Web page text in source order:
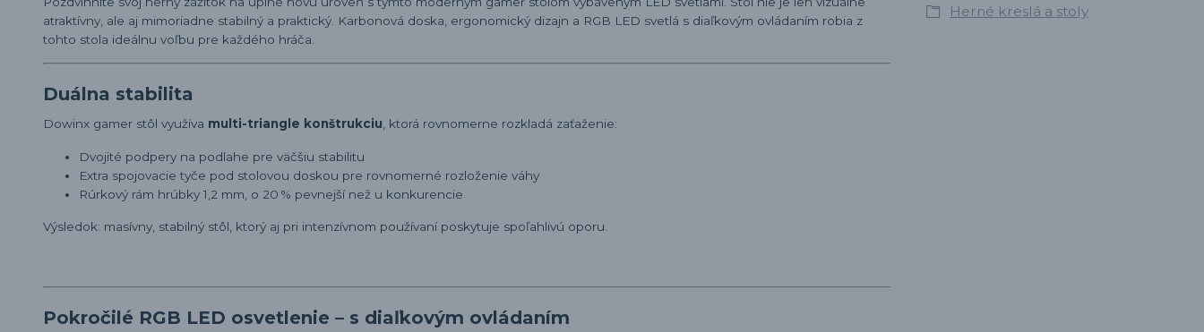
atraktívny, ale aj mimoriadne stabilný a praktický. Karbonová doska, ergonomický dizajn a RGB LED svetlá s diaľkovým ovládaním robia z
tohto stola ideálnu voľbu pre každého hráča.
Duálna stabilita
Dowinx gamer stôl využíva multi-triangle konštrukciu, ktorá rovnomerne rozkladá zaťaženie:
Dvojité podpery na podlahe pre väčšiu stabilitu
Extra spojovacie tyče pod stolovou doskou pre rovnomerné rozloženie váhy
Rúrkový rám hrúbky 1,2 mm, o 20 % pevnejší než u konkurencie
Výsledok: masívny, stabilný stôl, ktorý aj pri intenzívnom používaní poskytuje spoľahlivú oporu.
Pokročilé RGB LED osvetlenie – s diaľkovým ovládaním
Herné kreslá a stoly